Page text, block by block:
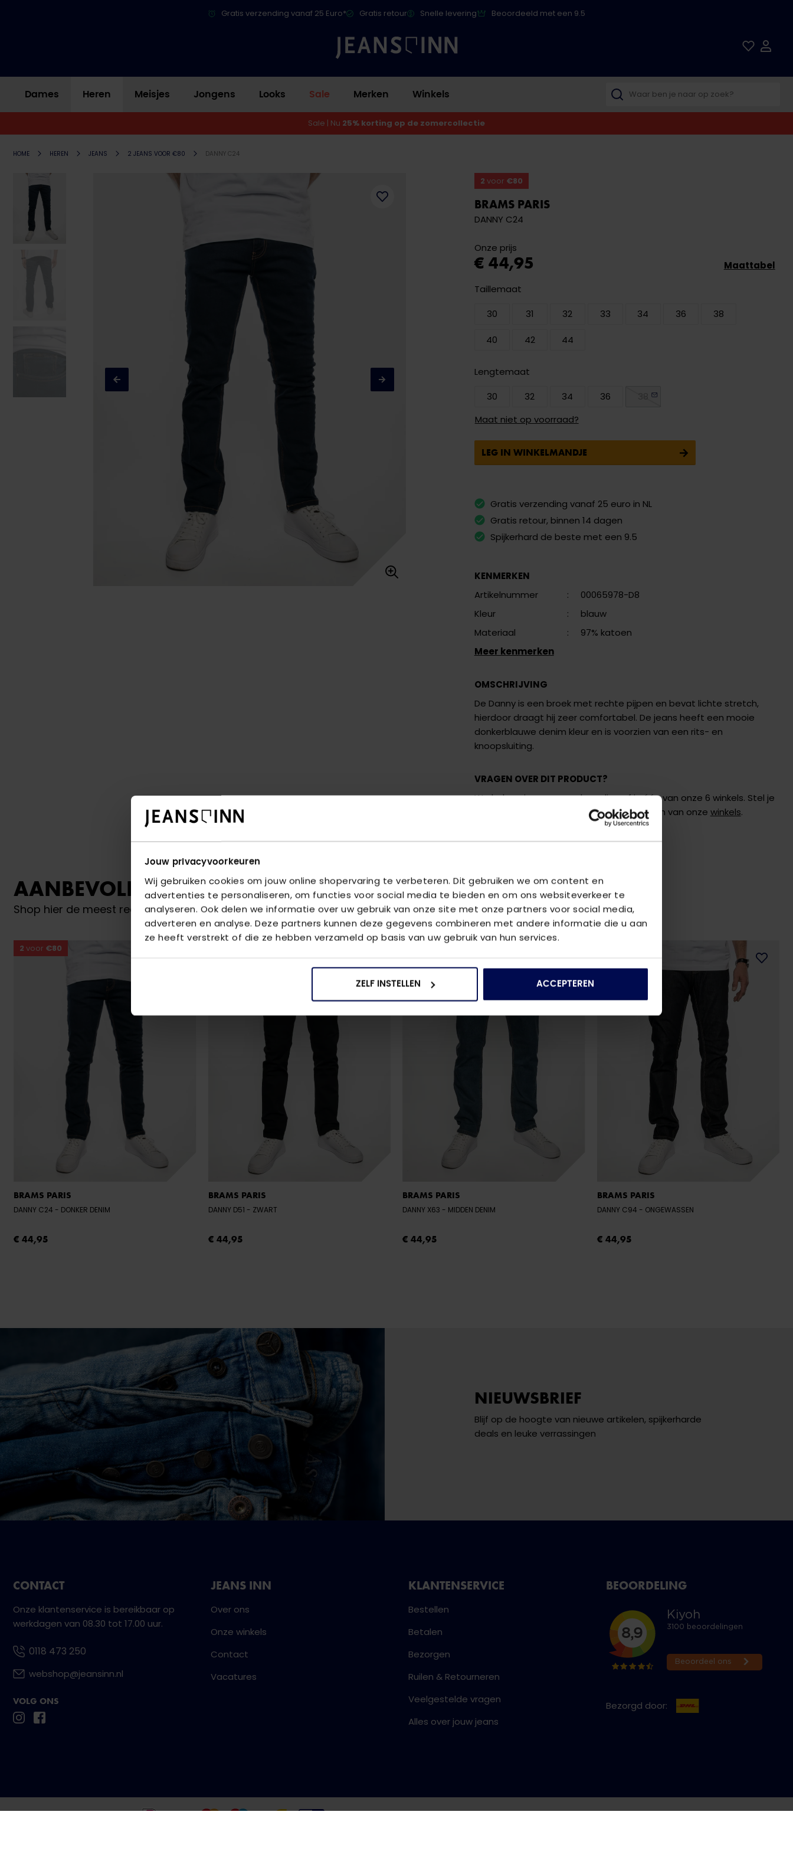
Jouw privacyvoorkeuren
Wij gebruiken cookies om jouw online shopervaring te verbeteren. Dit gebruiken we om content en
advertenties te personaliseren, om functies voor social media te bieden en om ons websiteverkeer te
analyseren. Ook delen we informatie over uw gebruik van onze site met onze partners voor social media,
adverteren en analyse. Deze partners kunnen deze gegevens combineren met andere informatie die u aan
ze heeft verstrekt of die ze hebben verzameld op basis van uw gebruik van hun services.
ZELF INSTELLEN ACCEPTEREN
Gratis verzending vanaf 25 Euro* Gratis retour Snelle levering Beoordeeld met een 9.5
Dames Heren Meisjes Jongens Looks Sale Merken Winkels
Sale | Nu 25% korting op de zomercollectie
HOME HEREN JEANS 2 JEANS VOOR €80 DANNY C24
2 voor €80
BRAMS PARIS
DANNY C24
Onze prijs
€ 44,95
Taillemaat
30
31 32 33 34 36 38
40 42 44
Lengtemaat
30
32 34 36
Maat niet op voorraad?
Maattabel
LEG IN WINKELMANDJE
Gratis verzending vanaf 25 euro in NL
Gratis retour, binnen 14 dagen
Spijkerhard de beste met een 9.5
KENMERKEN
Artikelnummer
:
00065978-D8
Kleur
:
blauw
Materiaal
:
97% katoen
Meer kenmerken
OMSCHRIJVING
De Danny is een broek met rechte pijpen en bevat lichte stretch,
hierdoor draagt hij zeer comfortabel. De jeans heeft een mooie
donkerblauwe denim kleur en is voorzien van een rits- en
knoopsluiting.
VRAGEN OVER DIT PRODUCT?
We helpen je graag verder online of in één van onze 6 winkels. Stel je
klantenserviceof bezoek een van onze winkels.
AANBEVOLEN VOOR JOU
Shop hier de meest recente jeans van Brams Paris
2 voor €80
BRAMS PARIS
DANNY C24 - DONKER DENIM
€ 44,95
BRAMS PARIS
DANNY D51 - ZWART
€ 44,95
BRAMS PARIS
DANNY X63 - MIDDEN DENIM
€ 44,95
BRAMS PARIS
DANNY C94 - ONGEWASSEN
€ 44,95
NIEUWSBRIEF
Blijf op de hoogte van nieuwe artikelen, spijkerharde
deals en leuke verrassingen
CONTACT
Onze klantenservice is bereikbaar op
werkdagen van 08.30 tot 17.00 uur.
0118 473 250
webshop@jeansinn.nl
VOLG ONS
JEANS INN
Over ons
Onze winkels
Contact
Vacatures
KLANTENSERVICE
Bestellen
Betalen
Bezorgen
Ruilen & Retourneren
Veelgestelde vragen
Alles over jouw jeans
BEOORDELING
Bezorgd door:
Betaal eenvoudig en veilig met